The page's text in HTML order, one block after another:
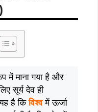
में माना गया है और
सूर्य देव ही
है किविश्वमें ऊर्जा